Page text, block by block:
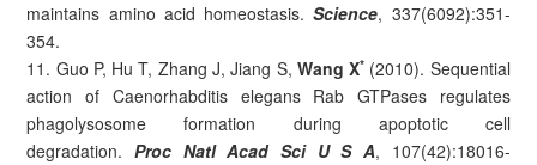
maintains amino acid homeostasis.Science, 337(6092):351-
354.
11. Guo P, Hu T, Zhang J, Jiang S, Wang X* (2010). Sequential
action of Caenorhabditis elegans Rab GTPases regulates
phagolysosome formation during apoptotic cell
degradation.Proc Natl Acad Sci U S A, 107(42):18016-